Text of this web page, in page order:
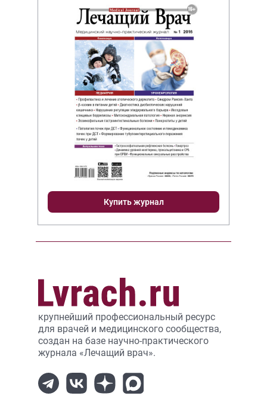
Купить журнал
крупнейший профессиональный ресурс
для врачей и медицинского сообщества,
создан на базе научно-практического
журнала «Лечащий врач».